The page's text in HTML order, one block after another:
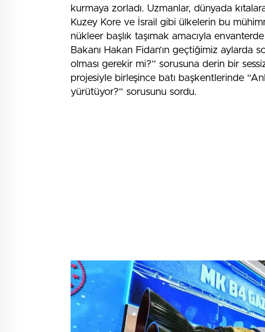
kurmaya zorladı. Uzmanlar, dünyada
Kuzey Kore ve İsrail gibi ülkelerin bu
nükleer başlık taşımak amacıyla
Bakanı Hakan Fidan’ın geçtiğimiz aylarda
olması gerekir mi?” sorusuna derin bir
projesiyle birleşince batı başkentlerinde
yürütüyor?” sorusunu sordu.